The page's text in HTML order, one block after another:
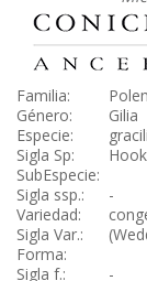
Familia:
Género:
Gilia
Especie:
Sigla Sp:
SubEspecie:
Sigla ssp.:
-
Variedad:
Sigla Var.:
Forma:
Sigla f.:
-